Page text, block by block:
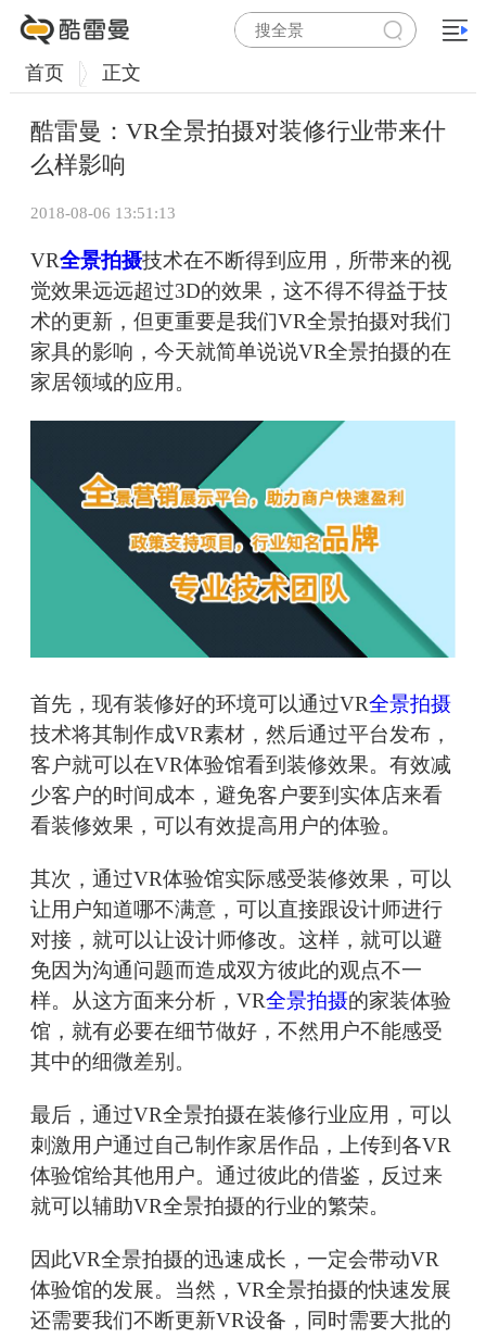
首页 正文
酷雷曼：VR全景拍摄对装修行业带来什
么样影响
2018-08-06 13:51:13
VR全景拍摄技术在不断得到应用，所带来的视
觉效果远远超过3D的效果，这不得不得益于技
术的更新，但更重要是我们VR全景拍摄对我们
家具的影响，今天就简单说说VR全景拍摄的在
家居领域的应用。
首先，现有装修好的环境可以通过VR全景拍摄
技术将其制作成VR素材，然后通过平台发布，
客户就可以在VR体验馆看到装修效果。有效减
少客户的时间成本，避免客户要到实体店来看
看装修效果，可以有效提高用户的体验。
其次，通过VR体验馆实际感受装修效果，可以
让用户知道哪不满意，可以直接跟设计师进行
对接，就可以让设计师修改。这样，就可以避
免因为沟通问题而造成双方彼此的观点不一
样。从这方面来分析，VR全景拍摄的家装体验
馆，就有必要在细节做好，不然用户不能感受
其中的细微差别。
最后，通过VR全景拍摄在装修行业应用，可以
刺激用户通过自己制作家居作品，上传到各VR
体验馆给其他用户。通过彼此的借鉴，反过来
就可以辅助VR全景拍摄的行业的繁荣。
因此VR全景拍摄的迅速成长，一定会带动VR
体验馆的发展。当然，VR全景拍摄的快速发展
还需要我们不断更新VR设备，同时需要大批的